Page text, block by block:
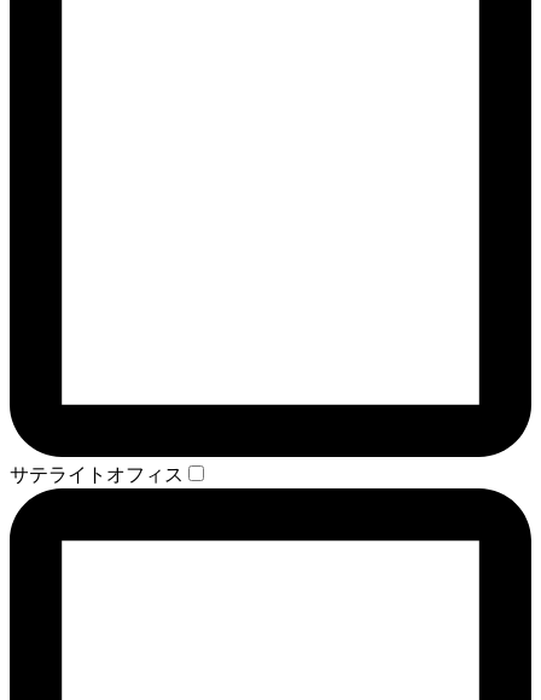
サテライトオフィス